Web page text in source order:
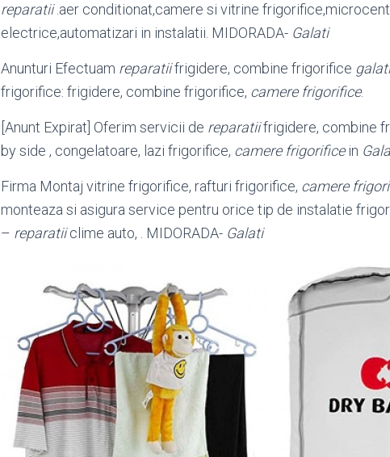
reparatii.aer conditionat,camere si vitrine
electrice,automatizari in instalatii. MIDORADA- Galati
Anunturi Efectuam reparatiifrigidere, combine frigorifice galati
frigorifice: frigidere, combine frigorifice, camere frigorifice.
[Anunt Expirat] Oferim servicii de reparatiifrigidere, combine
by side , congelatoare, lazi frigorifice, camere frigorificein
Firma Montaj vitrine frigorifice, rafturi frigorifice, camere
monteaza si asigura service pentru orice tip de instalatie
– reparatiiclime auto, . MIDORADA- Galati